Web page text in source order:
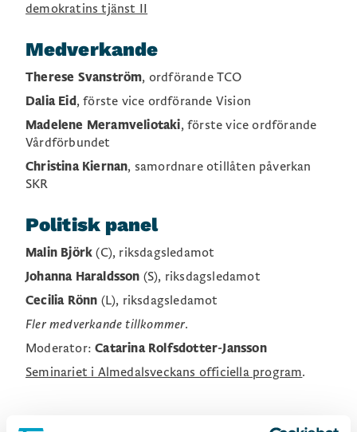
demokratins tjänst II
Medverkande
Therese Svanström, ordförande TCO
Dalia Eid, förste vice ordförande Vision
Madelene Meramveliotaki, förste vice ordförande
Vårdförbundet
Christina Kiernan, samordnare otillåten påverkan
SKR
Politisk panel
Malin Björk (C), riksdagsledamot
Johanna Haraldsson (S), riksdagsledamot
Cecilia Rönn (L), riksdagsledamot
Fler medverkande tillkommer.
Moderator:Catarina Rolfsdotter-Jansson
Seminariet i Almedalsveckans officiella program.